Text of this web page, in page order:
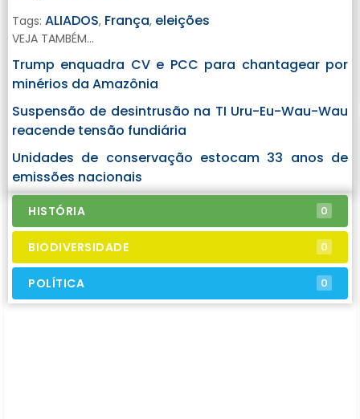
Tags: ALIADOS, França, eleições
VEJA TAMBÉM...
Trump enquadra CV e PCC para chantagear por
minérios da Amazônia
Suspensão de desintrusão na TI Uru-Eu-Wau-Wau
reacende tensão fundiária
Unidades de conservação estocam 33 anos de
emissões nacionais
HISTÓRIA 0
BIODIVERSIDADE 0
POLÍTICA 0